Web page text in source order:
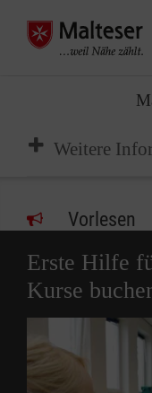
Weitere
Vorlesen
Erste Hilfe
Kurse